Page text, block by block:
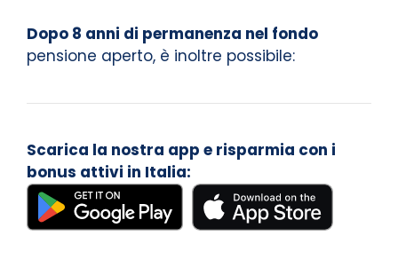
Dopo 8 anni di permanenza nel fondo
pensione aperto, è inoltre possibile:
Scarica la nostra app e risparmia con i
bonus attivi in Italia: